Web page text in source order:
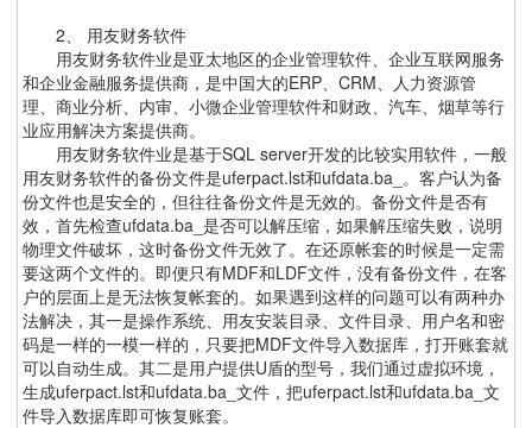
2、 用友财务软件
用友财务软件业是亚太地区的企业管理软件、企业互联网服务
和企业金融服务提供商，是中国大的ERP、CRM、人力资源管
理、商业分析、内审、小微企业管理软件和财政、汽车、烟草等行
业应用解决方案提供商。
用友财务软件业是基于SQL server开发的比较实用软件，一般
用友财务软件的备份文件是uferpact.lst和ufdata.ba_。客户认为备
份文件也是安全的，但往往备份文件是无效的。备份文件是否有
效，首先检查ufdata.ba_是否可以解压缩，如果解压缩失败，说明
物理文件破坏，这时备份文件无效了。在还原帐套的时候是一定需
要这两个文件的。即便只有MDF和LDF文件，没有备份文件，在客
户的层面上是无法恢复帐套的。如果遇到这样的问题可以有两种办
法解决，其一是操作系统、用友安装目录、文件目录、用户名和密
码是一样的一模一样的，只要把MDF文件导入数据库，打开账套就
可以自动生成。其二是用户提供U盾的型号，我们通过虚拟环境，
生成uferpact.lst和ufdata.ba_文件，把uferpact.lst和ufdata.ba_文
件导入数据库即可恢复账套。